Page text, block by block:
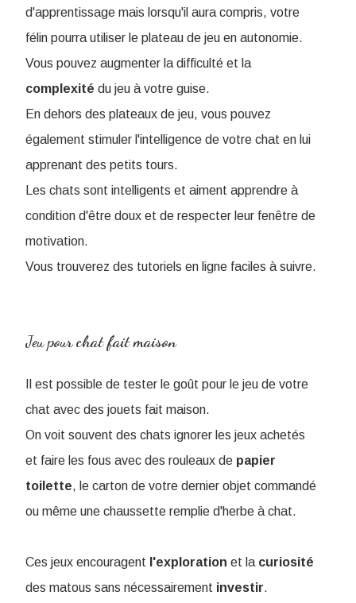
d'apprentissage mais lorsqu'il aura compris, votre
félin pourra utiliser le plateau de jeu en autonomie.
Vous pouvez augmenter la difficulté et la
complexité du jeu à votre guise.
En dehors des plateaux de jeu, vous pouvez
également stimuler l'intelligence de votre chat en lui
apprenant des petits tours.
Les chats sont intelligents et aiment apprendre à
condition d'être doux et de respecter leur fenêtre de
motivation.
Vous trouverez des tutoriels en ligne faciles à suivre.
Jeu pour chat fait maison
Il est possible de tester le goût pour le jeu de votre
chat avec des jouets fait maison.
On voit souvent des chats ignorer les jeux achetés
et faire les fous avec des rouleaux de papier
toilette, le carton de votre dernier objet commandé
ou même une chaussette remplie d'herbe à chat.
Ces jeux encouragent l'exploration et la curiosité
des matous sans nécessairement investir.